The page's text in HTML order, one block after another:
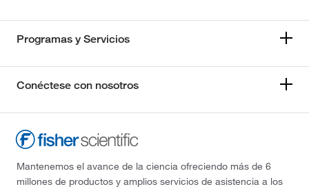
Programas y Servicios
Conéctese con nosotros
Mantenemos el avance de la ciencia ofreciendo más de 6
millones de productos y amplios servicios de asistencia a los